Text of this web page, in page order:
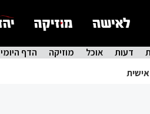
דעות אוכל מוזיקה הדף היומי